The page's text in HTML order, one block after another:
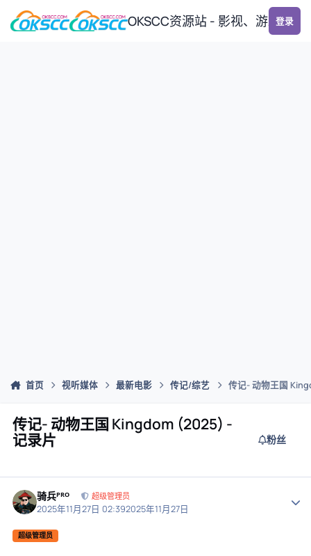
跳转到帖子
OKSCC资源站 - 影视、游戏、
登录
首页 视听媒体 最新电影 传记/综艺 传记- 动物王国
传记- 动物王国 Kingdom (2025) -
记录片
粉丝
骑兵ᴾᴿᴼ 超级管理员
2025年11月27日 02:392025年11月27日
超级管理员